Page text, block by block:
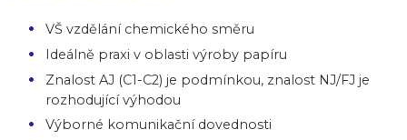
VŠ vzdělání chemického směru
Ideálně praxi v oblasti výroby papíru
Znalost AJ (C1-C2) je podmínkou, znalost NJ/FJ je
rozhodující výhodou
Výborné komunikační dovednosti